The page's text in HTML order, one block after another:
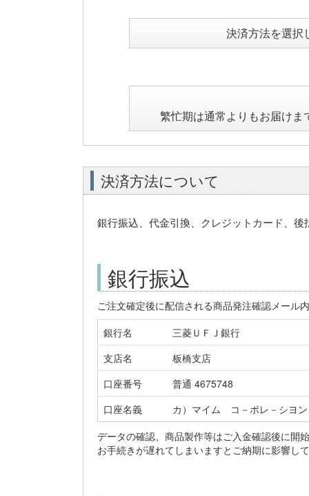
決済方法を選択
繁忙期は通常よりもお届け
決済方法について
銀行振込、代金引換、クレジットカード、
銀行振込
ご注文確定後に配信される商品発注確認メール
銀行名
三菱ＵＦＪ銀行
支店名
板橋支店
口座番号
普通 4675748
口座名義
カ）マイム コ－ポレ－シヨン
データの確認、商品製作等はご入金確認後に開
お手続きが遅れてしまいますとご納期に影響し